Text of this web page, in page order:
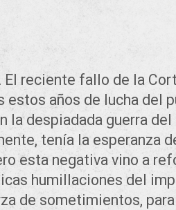
reciente fallo de la
estos años de lucha del
despiadada guerra del
tenía la esperanza
esta negativa vino a
humillaciones del
de sometimientos,